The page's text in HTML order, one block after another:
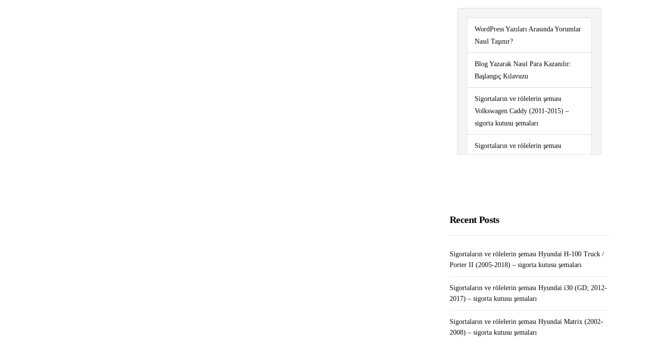
WordPress Yazıları Arasında Yorumlar
Nasıl Taşınır?
Blog Yazarak Nasıl Para Kazanılır:
Başlangıç ​​Kılavuzu
Sigortaların ve rölelerin şeması
Volkswagen Caddy (2011-2015) –
sigorta kutusu şemaları
Sigortaların ve rölelerin şeması
WordPress’te RSS Site Haritası Nasıl
Metin 2 Oynayarak Para Kazanma
Yolları
Recent Posts
Sigortaların ve rölelerin şeması Hyundai H-100 Truck /
Porter II (2005-2018) – sigorta kutusu şemaları
Sigortaların ve rölelerin şeması Hyundai i30 (GD; 2012-
2017) – sigorta kutusu şemaları
Sigortaların ve rölelerin şeması Hyundai Matrix (2002-
2008) – sigorta kutusu şemaları